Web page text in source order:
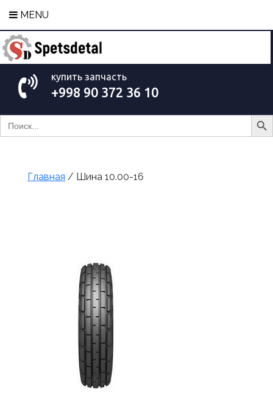
MENU
купить запчасть
+998 90 372 36 10
Search
for:
Search
Главная / Шина 10.00-16